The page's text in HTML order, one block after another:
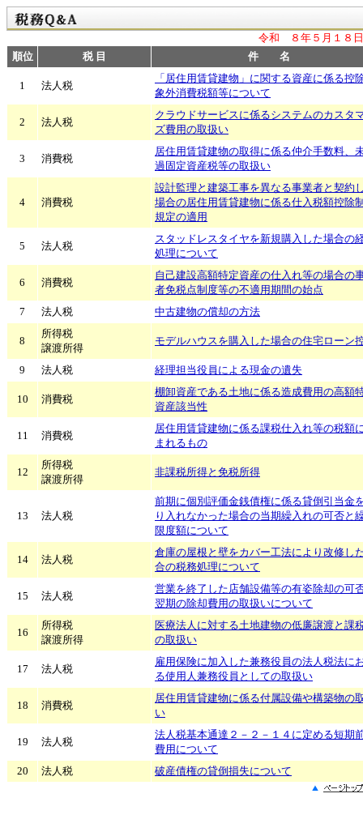
令和 ８年５月１８
順位
税 目 件 名
1 法人税
「居住用賃貸建物」に関する資産に係る控
象外消費税額等について
2 法人税
クラウドサービスに係るシステムのカスタ
ズ費用の取扱い
3 消費税
居住用賃貸建物の取得に係る仲介手数料、
過固定資産税等の取扱い
4 消費税
設計監理と建築工事を異なる事業者と契約
場合の居住用賃貸建物に係る仕入税額控除
規定の適用
5 法人税
スタッドレスタイヤを新規購入した場合の
処理について
6 消費税
自己建設高額特定資産の仕入れ等の場合の
者免税点制度等の不適用期間の始点
7
法人税 中古建物の償却の方法
8
所得税
譲渡所得
モデルハウスを購入した場合の住宅ローン
9 法人税 経理担当役員による現金の遺失
10 消費税
棚卸資産である土地に係る造成費用の高額
資産該当性
11 消費税
居住用賃貸建物に係る課税仕入れ等の税額
まれるもの
12
所得税
譲渡所得
非課税所得と免税所得
13 法人税
前期に個別評価金銭債権に係る貸倒引当金
り入れなかった場合の当期繰入れの可否と
限度額について
14 法人税
倉庫の屋根と壁をカバー工法により改修し
合の税務処理について
15 法人税
営業を終了した店舗設備等の有姿除却の可
翌期の除却費用の取扱いについて
16
所得税
譲渡所得
医療法人に対する土地建物の低廉譲渡と課
の取扱い
17 法人税
雇用保険に加入した兼務役員の法人税法に
る使用人兼務役員としての取扱い
18 消費税
居住用賃貸建物に係る付属設備や構築物の
い
19 法人税
法人税基本通達２－２－１４に定める短期
費用について
20
法人税 破産債権の貸倒損失について